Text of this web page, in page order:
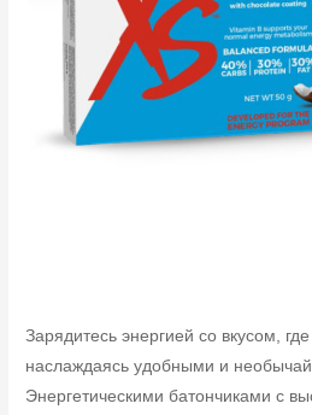
Зарядитесь энергией со вкусом,
наслаждаясь удобными и
Энергетическими батончиками с